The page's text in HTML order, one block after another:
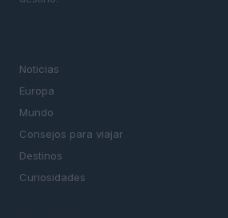
Noticias
Europa
Mundo
Consejos para viajar
Destinos
Curiosidades